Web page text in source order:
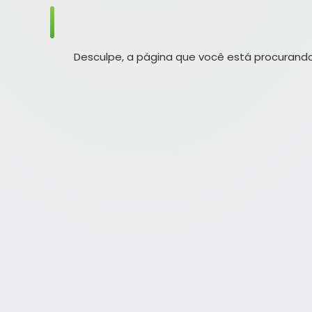
Desculpe, a página que você está